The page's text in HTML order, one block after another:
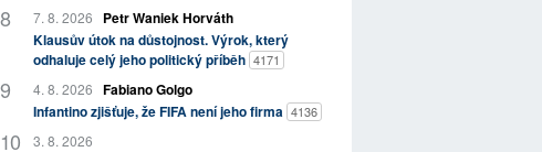
7. 8. 2026
Petr Waniek Horváth
Klausův útok na důstojnost. Výrok, který
odhaluje celý jeho politický příběh 4171
4. 8. 2026 Fabiano Golgo
Infantino zjišťuje, že FIFA není jeho firma 4136
3. 8. 2026